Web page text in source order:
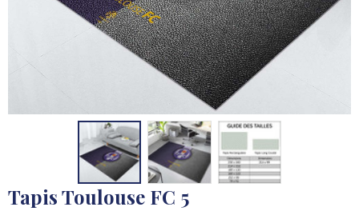
Tapis Toulouse FC 5